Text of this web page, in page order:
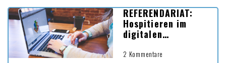
REFERENDARIAT:
Hospitieren im
digitalen
2 Kommentare